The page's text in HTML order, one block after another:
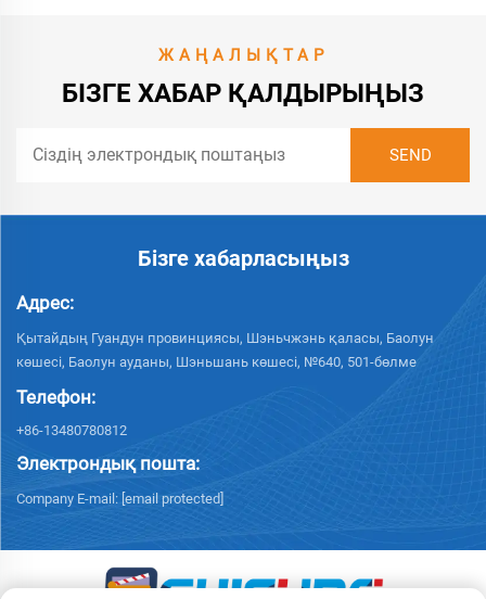
ЖАҢАЛЫҚТАР
БІЗГЕ ХАБАР ҚАЛДЫРЫҢЫЗ
Бізге хабарласыңыз
Адрес:
Қытайдың Гуандун провинциясы, Шэньчжэнь қаласы, Баолун
көшесі, Баолун ауданы, Шэньшань көшесі, №640, 501-бөлме
Телефон:
+86-13480780812
Электрондық пошта:
Company E-mail: [email protected]